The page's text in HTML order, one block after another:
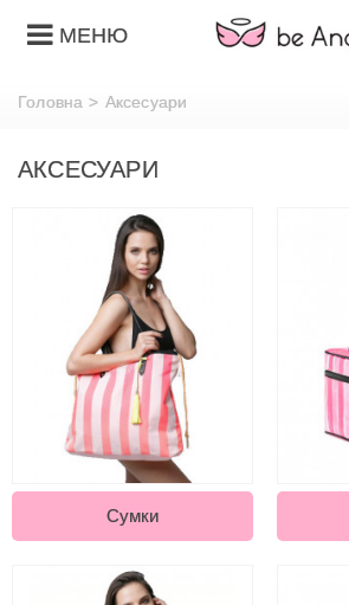
МЕНЮ
Головна > Аксесуари
АКСЕСУАРИ
Сумки